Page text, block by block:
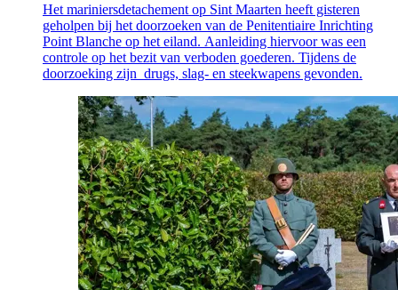
Het mariniersdetachement op Sint Maarten heeft gisteren
geholpen bij het doorzoeken van de Penitentiaire Inrichting
Point Blanche op het eiland. Aanleiding hiervoor was een
controle op het bezit van verboden goederen. Tijdens de
doorzoeking zijn drugs, slag- en steekwapens gevonden.